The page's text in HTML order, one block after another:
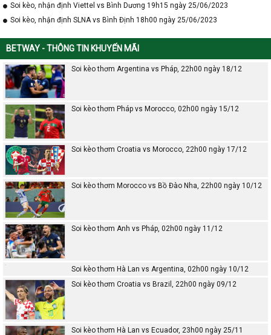
Soi kèo, nhận định Viettel vs Bình Dương 19h15 ngày 25/06/2023
Soi kèo, nhận định SLNA vs Bình Định 18h00 ngày 25/06/2023
BETWAY - THÔNG TIN KHUYẾN MÃI
Soi kèo thơm Argentina vs Pháp, 22h00 ngày 18/12
Soi kèo thơm Pháp vs Morocco, 02h00 ngày 15/12
Soi kèo thơm Croatia vs Morocco, 22h00 ngày 17/12
Soi kèo thơm Morocco vs Bồ Đào Nha, 22h00 ngày 10/12
Soi kèo thơm Anh vs Pháp, 02h00 ngày 11/12
Soi kèo thơm Hà Lan vs Argentina, 02h00 ngày 10/12
Soi kèo thơm Croatia vs Brazil, 22h00 ngày 09/12
Soi kèo thơm Hà Lan vs Ecuador, 23h00 ngày 25/11